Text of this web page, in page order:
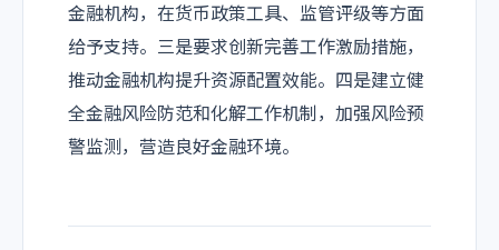
金融机构，在货币政策工具、监管评级等方面
给予支持。三是要求创新完善工作激励措施，
推动金融机构提升资源配置效能。四是建立健
全金融风险防范和化解工作机制，加强风险预
警监测，营造良好金融环境。